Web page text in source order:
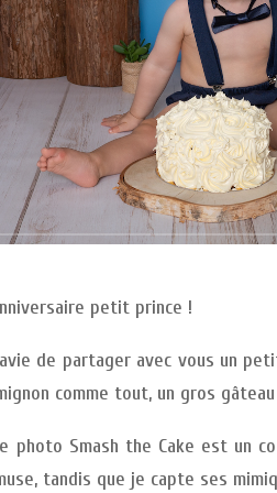
petit prince !
de partager avec vous un
comme tout, un gros
photo Smash the Cake est un
tandis que je capte ses